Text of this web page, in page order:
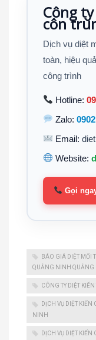
Công
côn
Dịch vụ diệt
toàn, hiệu
công trình
Hotline:
Zalo:
Email:
Website:
Gọi
BÁO GIÁ DIỆT MỐI
QUẢNG NINH QUẢNG
CÔNG TY DIỆT
DỊCH VỤ DIỆT
NINH
DỊCH VỤ DIỆT